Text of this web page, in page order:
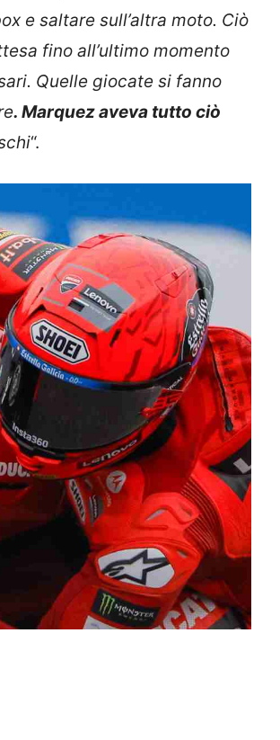
e saltare sull’altra moto. Ciò
fino all’ultimo momento
Quelle giocate si fanno
. Marquez aveva tutto ciò
“.